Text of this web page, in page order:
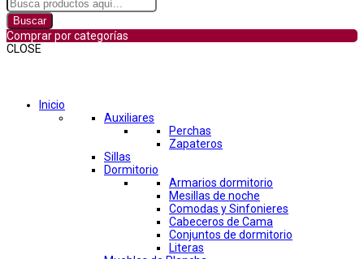
Buscar
Comprar por categorías
CLOSE
Inicio
Auxiliares
Perchas
Zapateros
Sillas
Dormitorio
Armarios dormitorio
Mesillas de noche
Comodas y Sinfonieres
Cabeceros de Cama
Conjuntos de dormitorio
Literas